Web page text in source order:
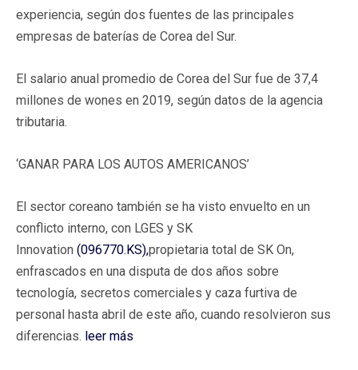
experiencia, según dos fuentes de las principales
empresas de baterías de Corea del Sur.
El salario anual promedio de Corea del Sur fue de 37,4
millones de wones en 2019, según datos de la agencia
tributaria.
‘GANAR PARA LOS AUTOS AMERICANOS’
El sector coreano también se ha visto envuelto en un
conflicto interno, con LGES y SK
Innovation (096770.KS),propietaria total de SK On,
enfrascados en una disputa de dos años sobre
tecnología, secretos comerciales y caza furtiva de
personal hasta abril de este año, cuando resolvieron sus
diferencias. leer más